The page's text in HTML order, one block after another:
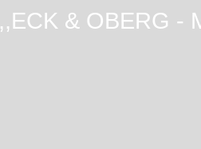
,,ECK & OBERG -